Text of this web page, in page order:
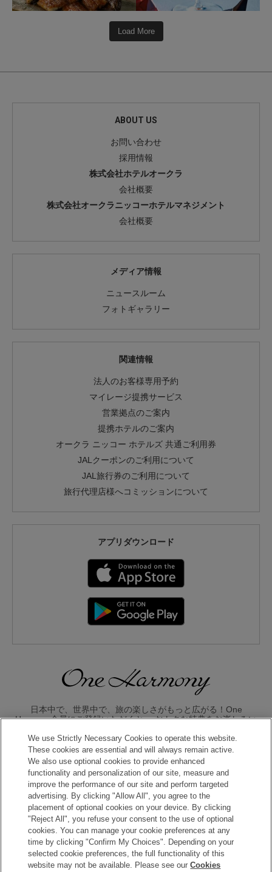
Load More
ABOUT US
お問い合わせ
採用情報
株式会社ホテルオークラ
会社概要
株式会社オークラニッコーホテルマネジメント
会社概要
メディア情報
ニュースルーム
フォトギャラリー
関連情報
法人のお客様専用予約
マイレージ提携サービス
営業拠点のご案内
提携ホテルのご案内
オークラ ニッコー ホテルズ 共通ご利用券
JALクーポンのご利用について
JAL旅行券のご利用について
旅行代理店様へコミッションについて
アプリダウンロード
日本中で、世界中で、旅の楽しさがもっと広がる！One
Harmony会員にご登録いただくと、 おトクな特典をお楽しみい
入会のお申し込みはこちら
Copyright © Okura Nikko Hotel Management Co., Ltd. All
Rights Reserved.
We use Strictly Necessary Cookies to operate this website.
These cookies are essential and will always remain active.
We also use optional cookies to provide enhanced
functionality and personalization of our site, measure and
improve the performance of our site and perform targeted
advertising. By clicking "Allow All", you agree to the
placement of optional cookies on your device. By clicking
"Reject All", you refuse your consent to the use of optional
cookies. You can manage your cookie preferences at any
time by clicking "Confirm My Choices". Depending on your
selected cookie preferences, the full functionality of this
website may not be available. Please see ourCookies